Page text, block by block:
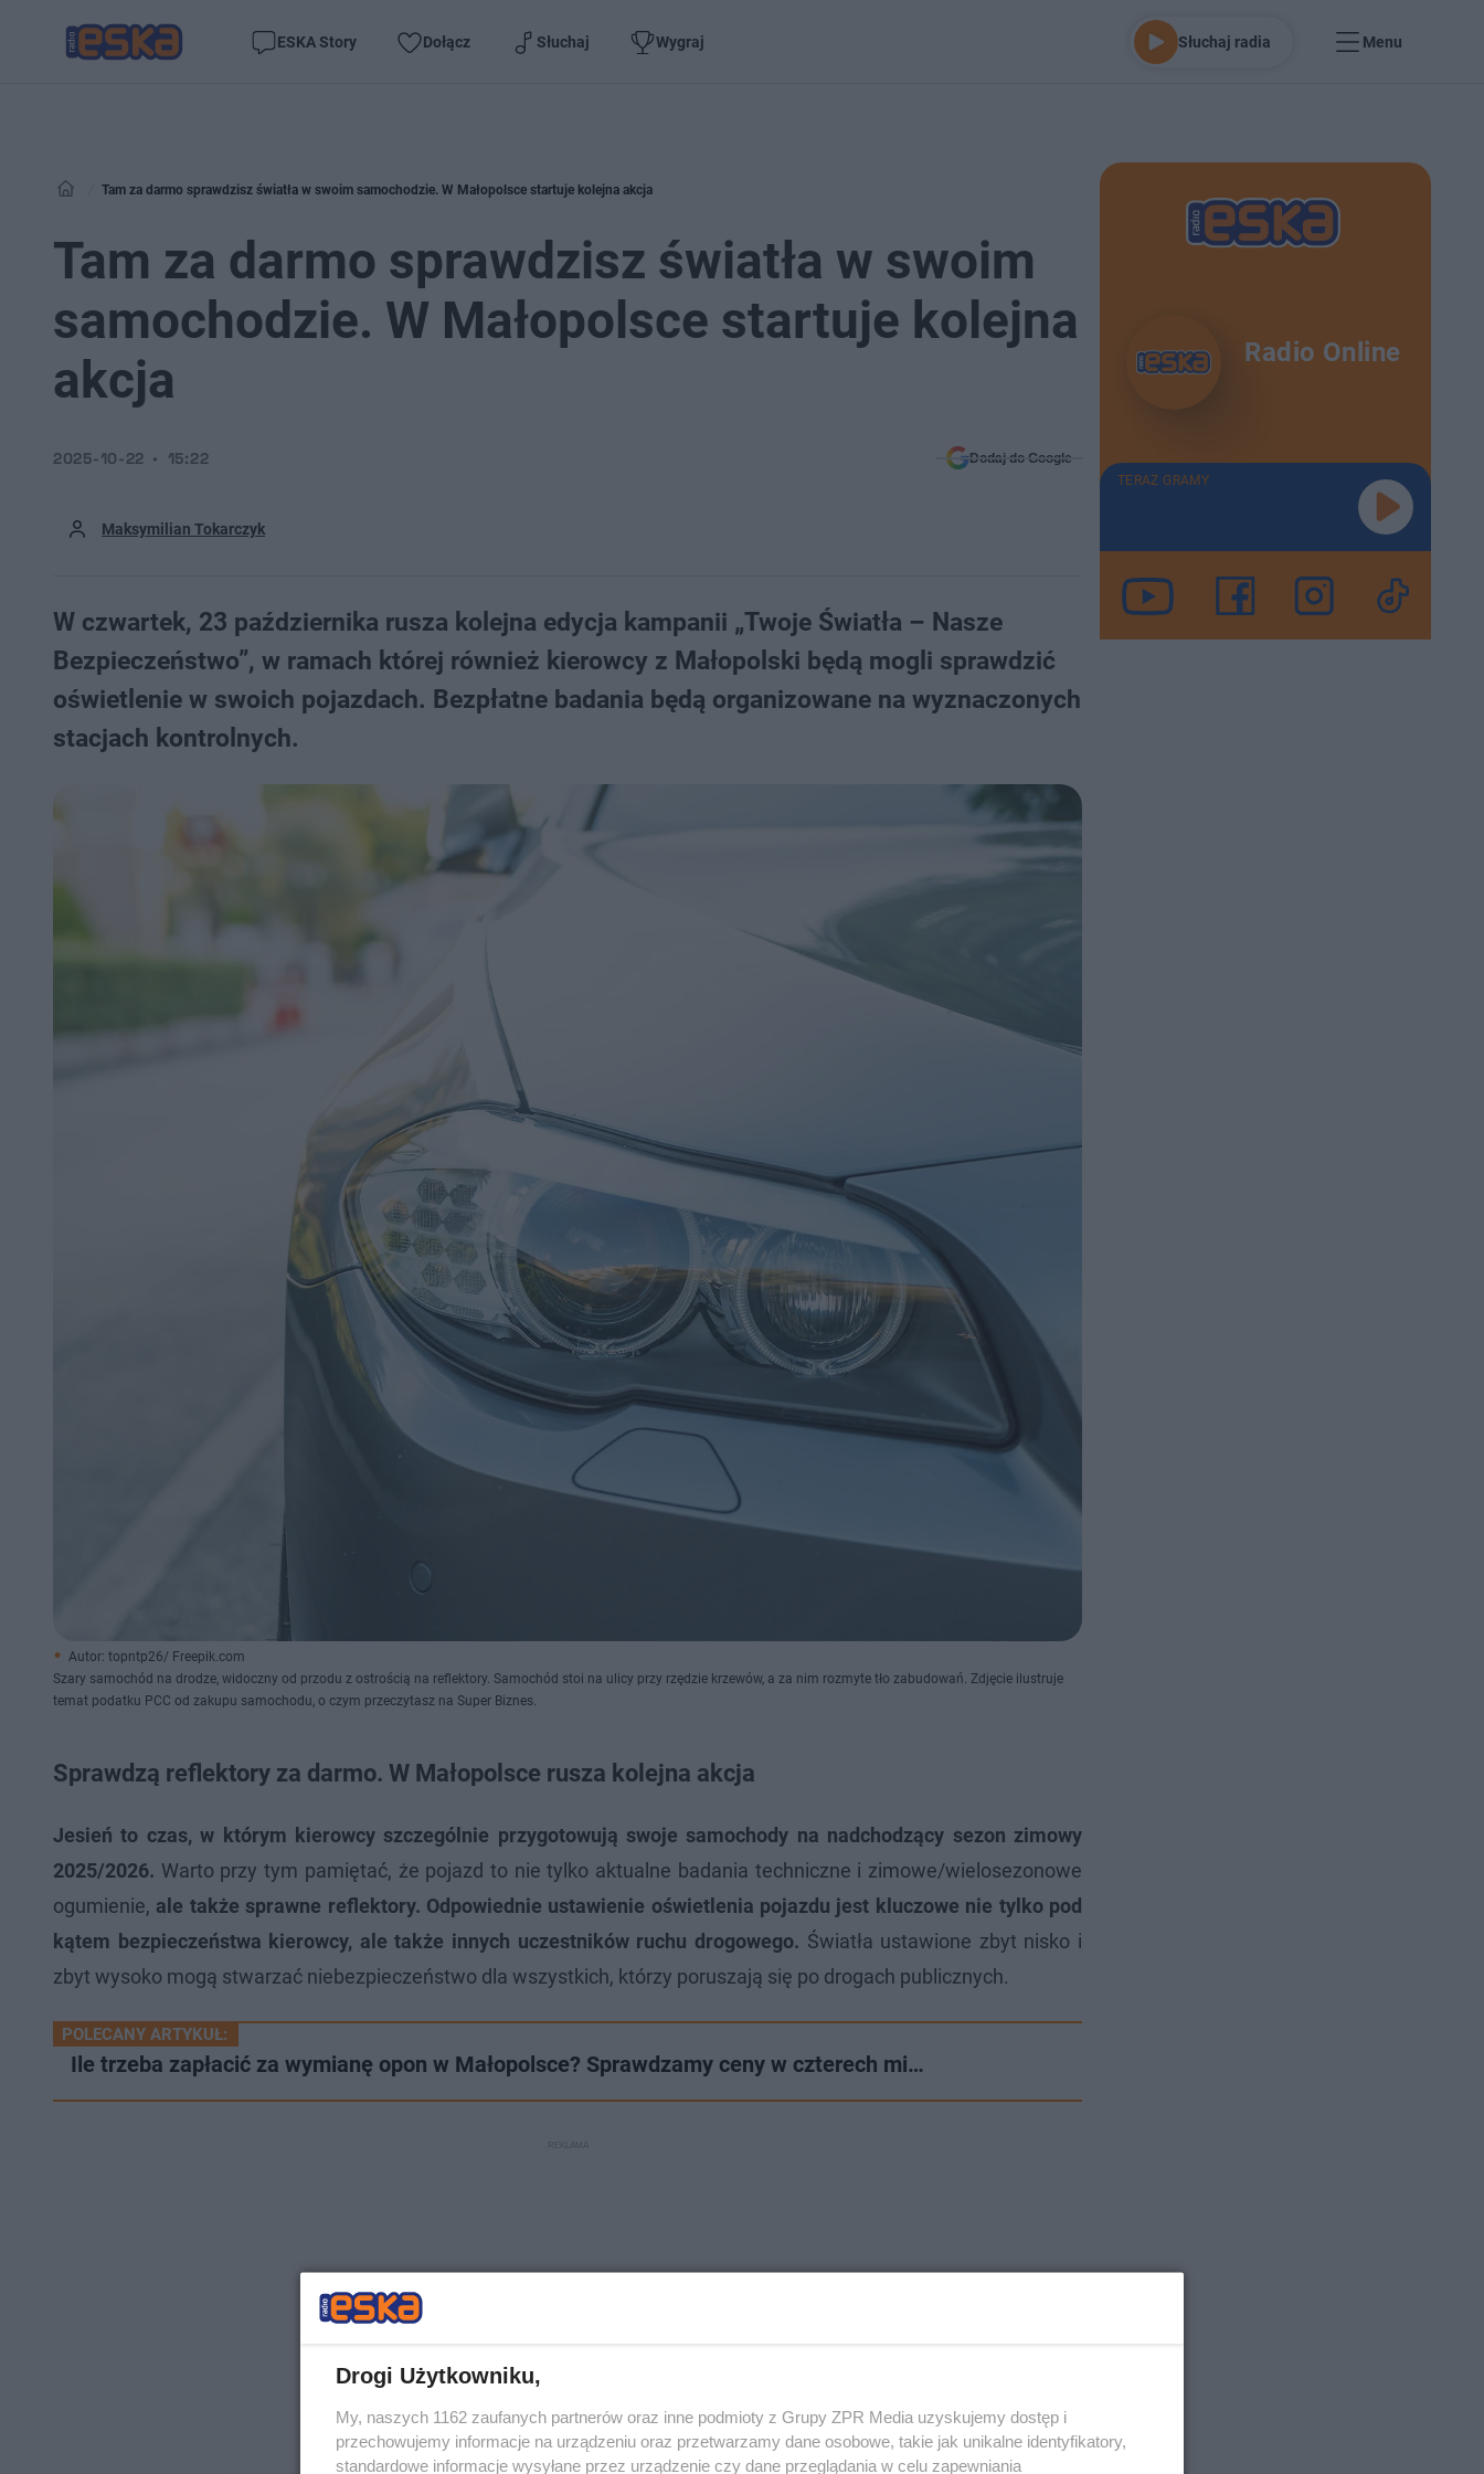
ESKA Story Dołącz Słuchaj Wygraj Słuchaj radia Menu
Tam za darmo sprawdzisz światła w swoim samochodzie. W Małopolsce startuje kolejna akcja
Tam za darmo sprawdzisz światła w swoim
samochodzie. W Małopolsce startuje kolejna
akcja
Maksymilian Tokarczyk
2025-10-22 15:22 Dodaj do Google
W czwartek, 23 października rusza kolejna edycja kampanii „Twoje Światła – Nasze
Bezpieczeństwo”, w ramach której również kierowcy z Małopolski będą mogli sprawdzić
oświetlenie w swoich pojazdach. Bezpłatne badania będą organizowane na wyznaczonych
stacjach kontrolnych.
Autor: topntp26/ Freepik.com
Szary samochód na drodze, widoczny od przodu z ostrością na reflektory. Samochód stoi na ulicy przy rzędzie krzewów, a za nim rozmyte tło zabudowań. Zdjęcie ilustruje
temat podatku PCC od zakupu samochodu, o czym przeczytasz na Super Biznes.
Sprawdzą reflektory za darmo. W Małopolsce rusza kolejna akcja
Jesień to czas, w którym kierowcy szczególnie przygotowują swoje samochody na nadchodzący sezon zimowy
2025/2026. Warto przy tym pamiętać, że pojazd to nie tylko aktualne badania techniczne i zimowe/wielosezonowe
ogumienie, ale także sprawne reflektory. Odpowiednie ustawienie oświetlenia pojazdu jest kluczowe nie tylko pod
kątem bezpieczeństwa kierowcy, ale także innych uczestników ruchu drogowego. Światła ustawione zbyt nisko i
zbyt wysoko mogą stwarzać niebezpieczeństwo dla wszystkich, którzy poruszają się po drogach publicznych.
POLECANY ARTYKUŁ:
Ile trzeba zapłacić za wymianę opon w Małopolsce? Sprawdzamy ceny w czterech mi…
Radio Online
TERAZ GRAMY
Drogi Użytkowniku,
My, naszych 1162 zaufanych partnerów oraz inne podmioty z Grupy ZPR Media uzyskujemy dostęp i
przechowujemy informacje na urządzeniu oraz przetwarzamy dane osobowe, takie jak unikalne identyfikatory,
standardowe informacje wysyłane przez urządzenie czy dane przeglądania w celu zapewniania